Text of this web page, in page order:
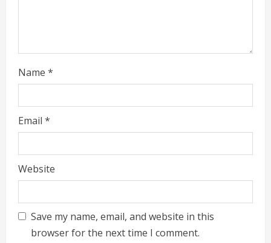
Name *
Email *
Website
Save my name, email, and website in this
browser for the next time I comment.